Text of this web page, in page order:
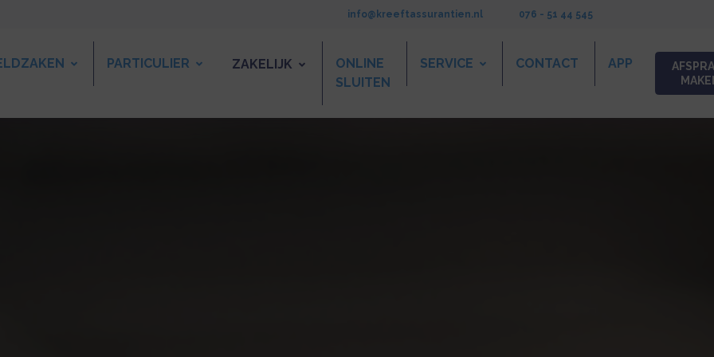
info@kreeftassurantien.nl 076 - 51 44 545
PARTICULIER ZAKELIJK
ONLINE
SLUITEN
SERVICE CONTACT APP